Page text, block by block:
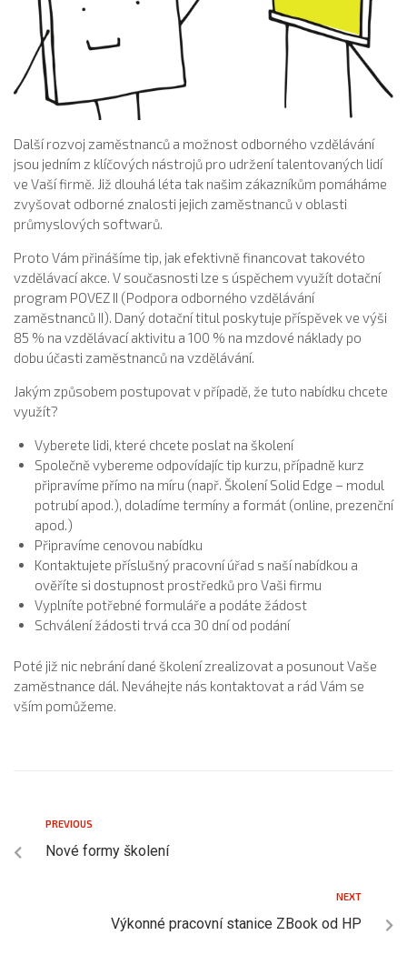
Další rozvoj zaměstnanců a možnost odborného vzdělávání
jsou jedním z klíčových nástrojů pro udržení talentovaných lidí
ve Vaší firmě. Již dlouhá léta tak našim zákazníkům pomáháme
zvyšovat odborné znalosti jejich zaměstnanců v oblasti
průmyslových softwarů.
Proto Vám přinášíme tip, jak efektivně financovat takovéto
vzdělávací akce. V současnosti lze s úspěchem využít dotační
program POVEZ II (Podpora odborného vzdělávání
zaměstnanců II). Daný dotační titul poskytuje příspěvek ve výši
85 % na vzdělávací aktivitu a 100 % na mzdové náklady po
dobu účasti zaměstnanců na vzdělávání.
Jakým způsobem postupovat v případě, že tuto nabídku chcete
využít?
Vyberete lidi, které chcete poslat na školení
Společně vybereme odpovídajíc tip kurzu, případně kurz
připravíme přímo na míru (např. Školení Solid Edge – modul
potrubí apod.), doladíme termíny a formát (online, prezenční
apod.)
Připravíme cenovou nabídku
Kontaktujete příslušný pracovní úřad s naší nabídkou a
ověříte si dostupnost prostředků pro Vaši firmu
Vyplníte potřebné formuláře a podáte žádost
Schválení žádosti trvá cca 30 dní od podání
Poté již nic nebrání dané školení zrealizovat a posunout Vaše
zaměstnance dál. Neváhejte nás kontaktovat a rád Vám se
vším pomůžeme.
PREVIOUS
Nové formy školení
NEXT
Výkonné pracovní stanice ZBook od HP